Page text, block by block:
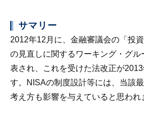
サマリー
2012年12月に、金融審議会の「投
の見直しに関するワーキング・グル
表され、これを受けた法改正が
す。NISAの制度設計等には、当該
考え方も影響を与えていると思われ